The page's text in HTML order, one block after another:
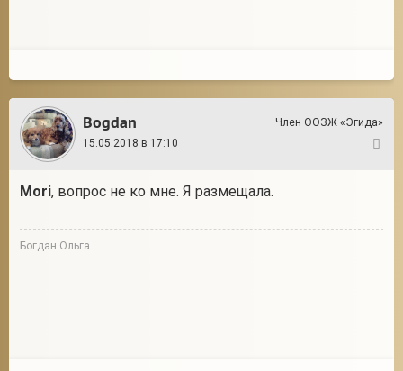
Bogdan
Член ООЗЖ «Эгида»
15.05.2018 в 17:10
Mori, вопрос не ко мне. Я размещала.
Богдан Ольга